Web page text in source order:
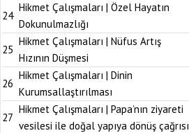
24
Hikmet Çalışmaları | Özel Hayatın
Dokunulmazlığı
25
Hikmet Çalışmaları | Nüfus Artış
Hızının Düşmesi
26
Hikmet Çalışmaları | Dinin
Kurumsallaştırılması
27
Hikmet Çalışmaları | Papa’nın ziyareti
vesilesi ile doğal yapıya dönüş çağrısı